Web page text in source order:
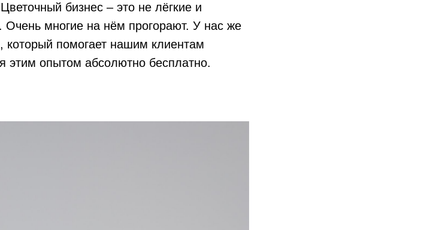
бизнес – это не лёгкие и
Очень многие на нём прогорают. У нас же
который помогает нашим клиентам
опытом абсолютно бесплатно.